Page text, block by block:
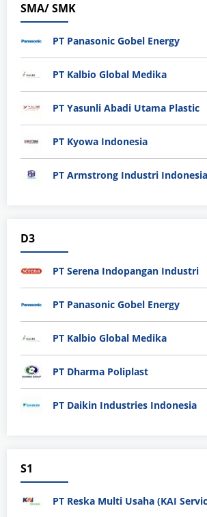
SMA/ SMK
PT Panasonic Gobel Energy
PT Kalbio Global Medika
PT Yasunli Abadi Utama Plastic
PT Kyowa Indonesia
PT Armstrong Industri Indonesia
D3
PT Serena Indopangan Industri
PT Panasonic Gobel Energy
PT Kalbio Global Medika
PT Dharma Poliplast
PT Daikin Industries Indonesia
S1
PT Reska Multi Usaha (KAI